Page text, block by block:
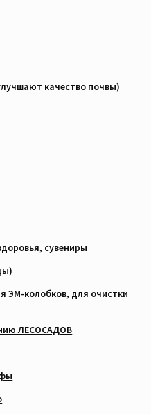
качество почвы)
сувениры
ЭМ-колобков, для очистки
ЛЕСОСАДОВ